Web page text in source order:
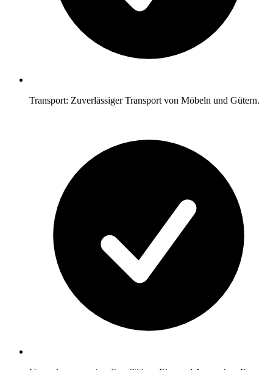
Transport: Zuverlässiger Transport von Möbeln und Gütern.